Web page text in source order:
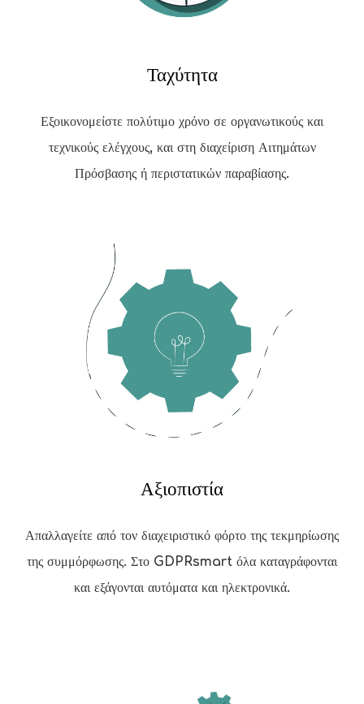
Ταχύτητα
Εξοικονομείστε πολύτιμο χρόνο σε οργανωτικούς και
τεχνικούς ελέγχους, και στη διαχείριση Αιτημάτων
Πρόσβασης ή περιστατικών παραβίασης.
Αξιοπιστία
Απαλλαγείτε από τον διαχειριστικό φόρτο της τεκμηρίωσης
της συμμόρφωσης. Στο GDPRsmart όλα καταγράφονται
και εξάγονται αυτόματα και ηλεκτρονικά.